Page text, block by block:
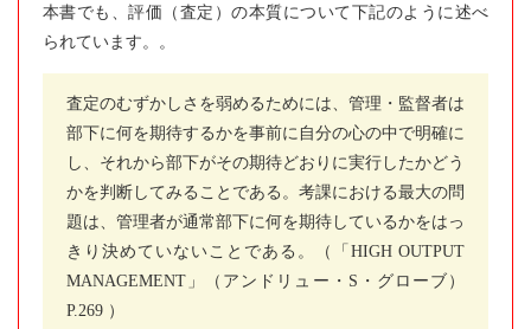
本書でも、評価（査定）の本質について下記のように述べ
られています。。
査定のむずかしさを弱めるためには、管理・監督者は
部下に何を期待するかを事前に自分の心の中で明確に
し、それから部下がその期待どおりに実行したかどう
かを判断してみることである。考課における最大の問
題は、管理者が通常部下に何を期待しているかをはっ
きり決めていないことである。（「HIGH OUTPUT
MANAGEMENT」（アンドリュー・S・グローブ）
P.269 ）